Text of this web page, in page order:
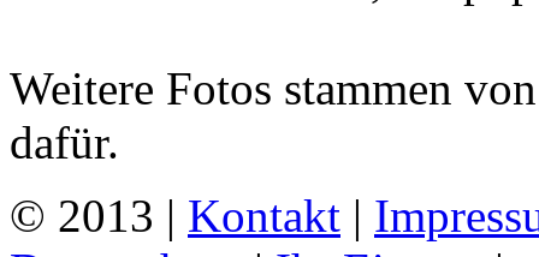
Weitere Fotos stammen
dafür.
© 2013 | Kontakt |